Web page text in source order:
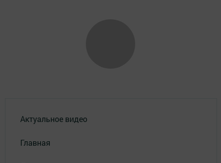
Актуальное видео
Главная